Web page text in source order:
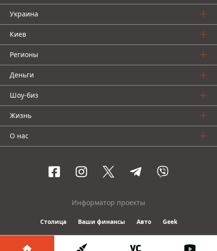
Украина
Киев
Регионы
Деньги
Шоу-биз
Жизнь
О нас
Информатор проекты
Столица Ваши финансы Авто Geek
© 2016-2026 Informator